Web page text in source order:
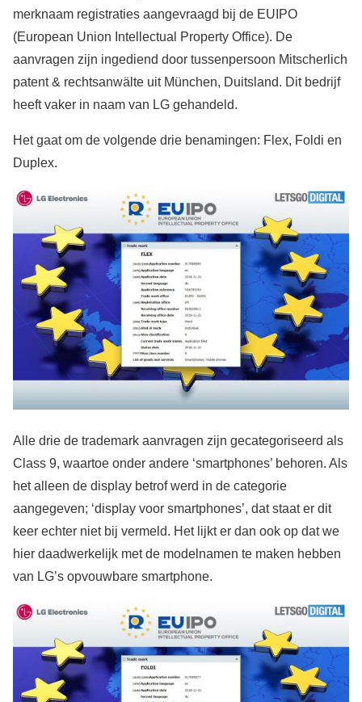
merknaam registraties aangevraagd bij de EUIPO
(European Union Intellectual Property Office). De
aanvragen zijn ingediend door tussenpersoon Mitscherlich
patent & rechtsanwälte uit München, Duitsland. Dit bedrijf
heeft vaker in naam van LG gehandeld.
Het gaat om de volgende drie benamingen: Flex, Foldi en
Duplex.
Alle drie de trademark aanvragen zijn gecategoriseerd als
Class 9, waartoe onder andere ‘smartphones’ behoren. Als
het alleen de display betrof werd in de categorie
aangegeven; ‘display voor smartphones’, dat staat er dit
keer echter niet bij vermeld. Het lijkt er dan ook op dat we
hier daadwerkelijk met de modelnamen te maken hebben
van LG’s opvouwbare smartphone.